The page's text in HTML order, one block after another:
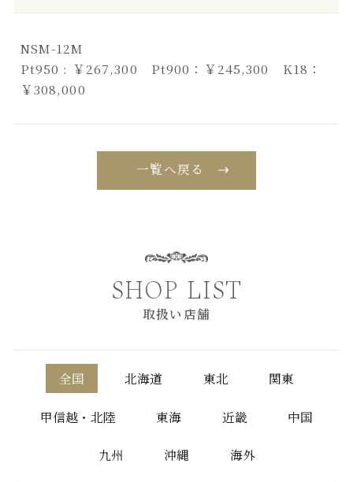
NSM-12M
Pt950 : ￥267,300 Pt900：￥245,300 K18：
￥308,000
一覧へ戻る
SHOP LIST
取扱い店舗
全国 北海道 東北 関東
甲信越・北陸 東海 近畿 中国
九州 沖縄 海外